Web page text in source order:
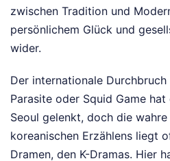
zwischen Tradition und
persönlichem Glück und
wider.
Der internationale
Parasite oder Squid Game
Seoul gelenkt, doch die
koreanischen Erzählens liegt
Dramen, den K-Dramas. Hier